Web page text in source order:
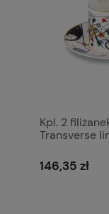
Kpl. 2
Transverse
146,35 zł